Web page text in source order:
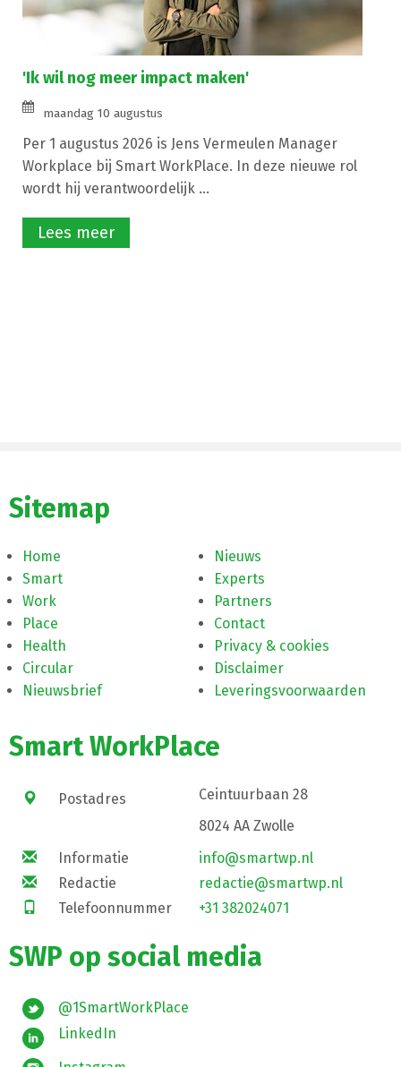
'Ik wil nog meer impact maken'
maandag 10 augustus
Per 1 augustus 2026 is Jens Vermeulen Manager
Workplace bij Smart WorkPlace. In deze nieuwe rol
wordt hij verantwoordelijk ...
Lees meer
Sitemap
Home
Smart
Work
Place
Health
Circular
Nieuwsbrief
Nieuws
Experts
Partners
Contact
Privacy & cookies
Disclaimer
Leveringsvoorwaarden
Smart WorkPlace
Postadres
Ceintuurbaan 28
8024 AA Zwolle
Informatie
info@smartwp.nl
Redactie
redactie@smartwp.nl
Telefoonnummer
+31 382024071
SWP op social media
@1SmartWorkPlace
LinkedIn